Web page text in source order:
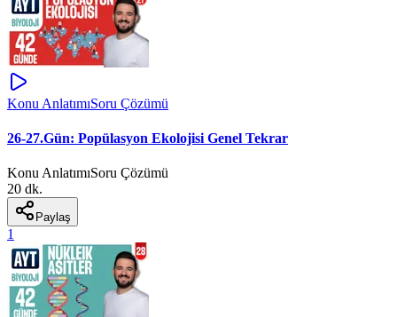
Konu AnlatımıSoru Çözümü
26-27.Gün: Popülasyon Ekolojisi Genel Tekrar
Konu AnlatımıSoru Çözümü
20 dk.
Paylaş
1